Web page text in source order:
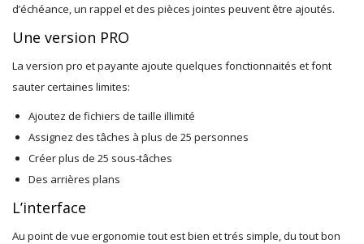
d’échéance, un rappel et des pièces jointes peuvent être ajoutés.
Une version PRO
La version pro et payante ajoute quelques fonctionnaités et font
sauter certaines limites:
Ajoutez de fichiers de taille illimité
Assignez des tâches à plus de 25 personnes
Créer plus de 25 sous-tâches
Des arrières plans
L’interface
Au point de vue ergonomie tout est bien et trés simple, du tout bon